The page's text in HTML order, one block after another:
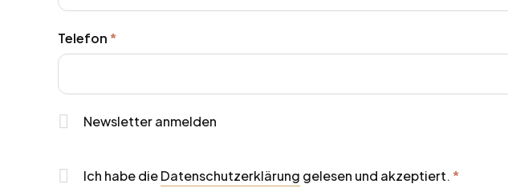
Telefon*
Pflichtfeld
Newsletter anmelden
Ich habe dieDatenschutzerklärung gelesen und akzeptiert.*